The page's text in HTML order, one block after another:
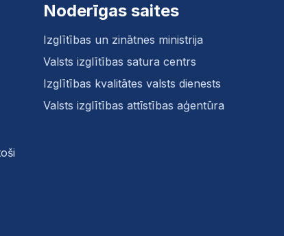
Noderīgas saites
Izglītības un zinātnes ministrija
Valsts izglītības satura centrs
Izglītības kvalitātes valsts dienests
Valsts izglītības attīstības aģentūra